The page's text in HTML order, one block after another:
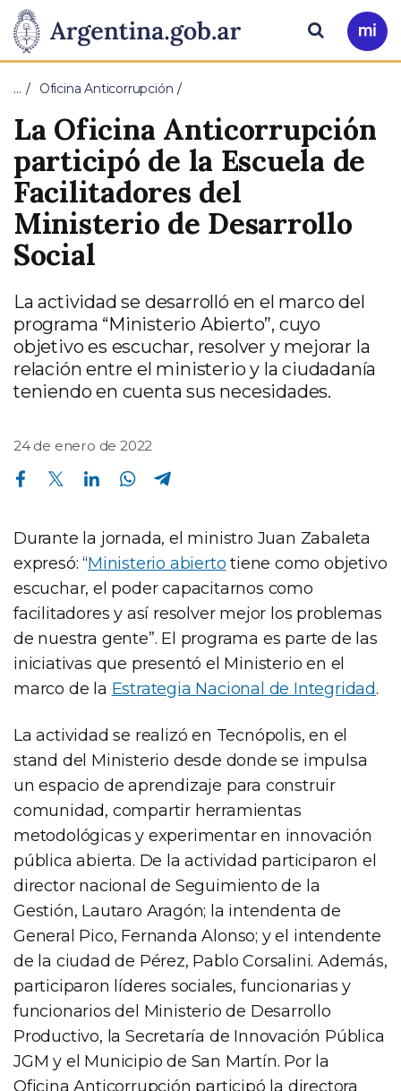
Presidencia
de
la
Nación
Pasar al contenido principal
Ir
a
Buscar
… Oficina Anticorrupción
La Oficina Anticorrupción
participó de la Escuela de
Facilitadores del
Ministerio de Desarrollo
Social
La actividad se desarrolló en el marco del
programa “Ministerio Abierto”, cuyo
objetivo es escuchar, resolver y mejorar la
relación entre el ministerio y la ciudadanía
teniendo en cuenta sus necesidades.
24 de enero de 2022
Compartir en Facebook Compartir en Twitter Compartir en Linkedin Compartir en Whatsapp
Durante la jornada, el ministro Juan Zabaleta
expresó: “Ministerio abierto tiene como objetivo
escuchar, el poder capacitarnos como
facilitadores y así resolver mejor los problemas
de nuestra gente”. El programa es parte de las
iniciativas que presentó el Ministerio en el
marco de la Estrategia Nacional de Integridad.
La actividad se realizó en Tecnópolis, en el
stand del Ministerio desde donde se impulsa
un espacio de aprendizaje para construir
comunidad, compartir herramientas
metodológicas y experimentar en innovación
pública abierta. De la actividad participaron el
director nacional de Seguimiento de la
Gestión, Lautaro Aragón; la intendenta de
General Pico, Fernanda Alonso; y el intendente
de la ciudad de Pérez, Pablo Corsalini. Además,
participaron líderes sociales, funcionarias y
funcionarios del Ministerio de Desarrollo
Productivo, la Secretaría de Innovación Pública
JGM y el Municipio de San Martín. Por la
Oficina Anticorrupción participó la directora